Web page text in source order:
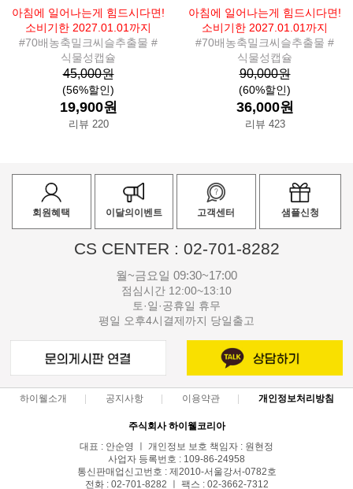
아침에 일어나는게 힘드시다면!
소비기한 2027.01.01까지
#70배농축밀크씨슬추출물 #
식물성캡슐
45,000원
(56%할인)
19,900원
리뷰 220
아침에 일어나는게 힘드시다면!
소비기한 2027.01.01까지
#70배농축밀크씨슬추출물 #
식물성캡슐
90,000원
(60%할인)
36,000원
리뷰 423
회원혜택 이달의이벤트 고객센터 샘플신청
CS CENTER : 02-701-8282
월~금요일 09:30~17:00
점심시간 12:00~13:10
토·일·공휴일 휴무
평일 오후4시결제까지 당일출고
하이웰소개 공지사항 이용약관 개인정보처리방침
주식회사 하이웰코리아
대표 : 안순영 ㅣ 개인정보 보호 책임자 : 원현정
사업자 등록번호 : 109-86-24958
통신판매업신고번호 : 제2010-서울강서-0782호
전화 : 02-701-8282 ㅣ 팩스 : 02-3662-7312